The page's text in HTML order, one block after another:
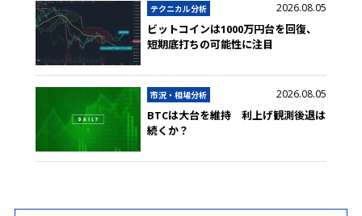
テクニカル分析 2026.08.05
ビットコインは1000万円台を回復、
短期底打ちの可能性に注目
市況・相場分析 2026.08.05
BTCは大台を維持 利上げ観測後退は
続くか？